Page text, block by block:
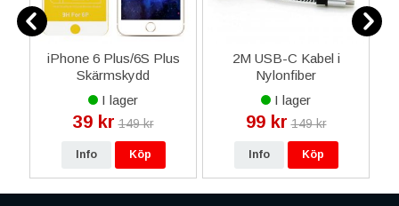
iPhone 6 Plus/6S Plus
Skärmskydd
Heltäckande 9D - Vit
I lager
39 kr 149 kr
Info Köp
2M USB-C Kabel i
Nylonfiber
I lager
99 kr 149 kr
Info Köp